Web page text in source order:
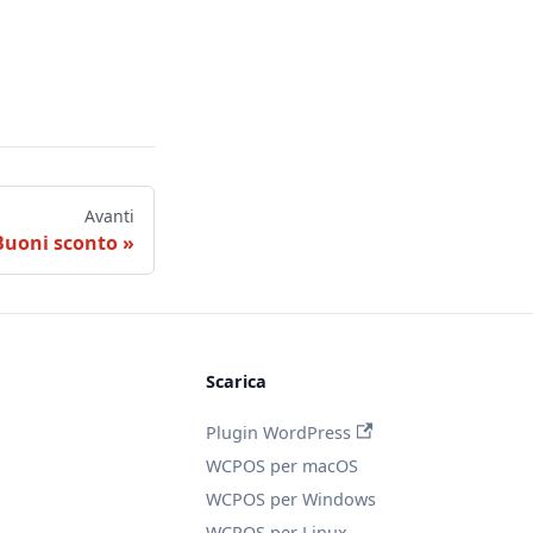
Avanti
sconto
Scarica
Plugin WordPress
WCPOS per macOS
WCPOS per Windows